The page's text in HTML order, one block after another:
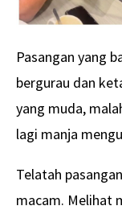
Pasangan yang
bergurau dan
yang muda,
lagi manja
Telatah
macam. Melihat